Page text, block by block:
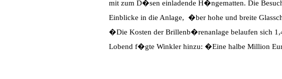
mit zum D�sen einladende H�ngematten. Die
Einblicke in die Anlage, �ber hohe und breite
�Die Kosten der Brillenb�renanlage belaufen sich
Lobend f�gte Winkler hinzu: �Eine halbe Million